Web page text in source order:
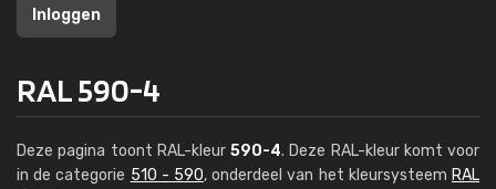
Inloggen
RAL 590-4
Deze pagina toont RAL-kleur 590-4. Deze RAL-kleur komt voor
in de categorie 510 - 590, onderdeel van het kleursysteem RAL